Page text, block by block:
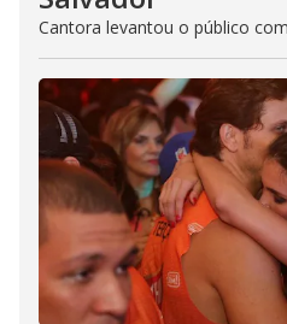
Cantora levantou o público